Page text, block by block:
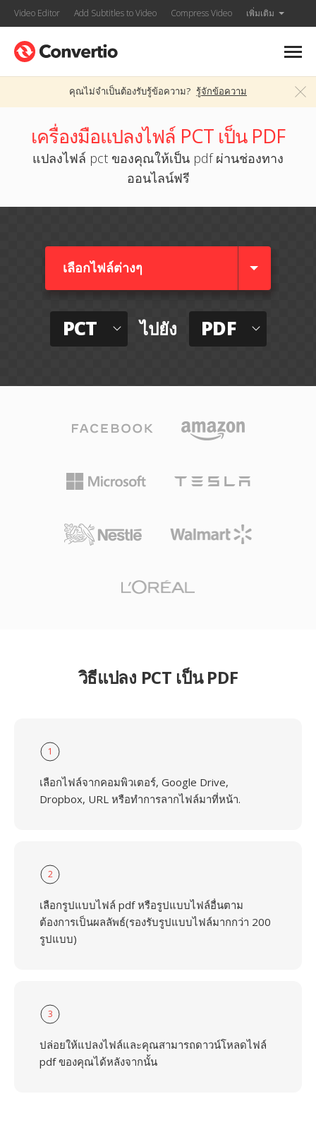
Video Editor Add Subtitles to Video Compress Video เพิ่มเติม
คุณไม่จำเป็นต้องรับรู้ข้อความ? รู้จักข้อความ
เครื่องมือแปลงไฟล์ PCT เป็น PDF
แปลงไฟล์ pct ของคุณให้เป็น pdf ผ่านช่องทาง
ออนไลน์ฟรี
เลือกไฟล์ต่างๆ​
PCT ไปยัง PDF
วิธีแปลง PCT เป็น PDF
1
เลือกไฟล์จากคอมพิวเตอร์, Google Drive,
Dropbox, URL หรือทำการลากไฟล์มาที่หน้า.
2
เลือกรูปแบบไฟล์ pdf หรือรูปแบบไฟล์อื่นตาม
ต้องการเป็นผลลัพธ์(รองรับรูปแบบไฟล์มากกว่า 200
รูปแบบ)
3
ปล่อยให้แปลงไฟล์และคุณสามารถดาวน์โหลดไฟล์
pdf ของคุณได้หลังจากนั้น